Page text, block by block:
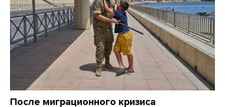
После миграционного кризиса